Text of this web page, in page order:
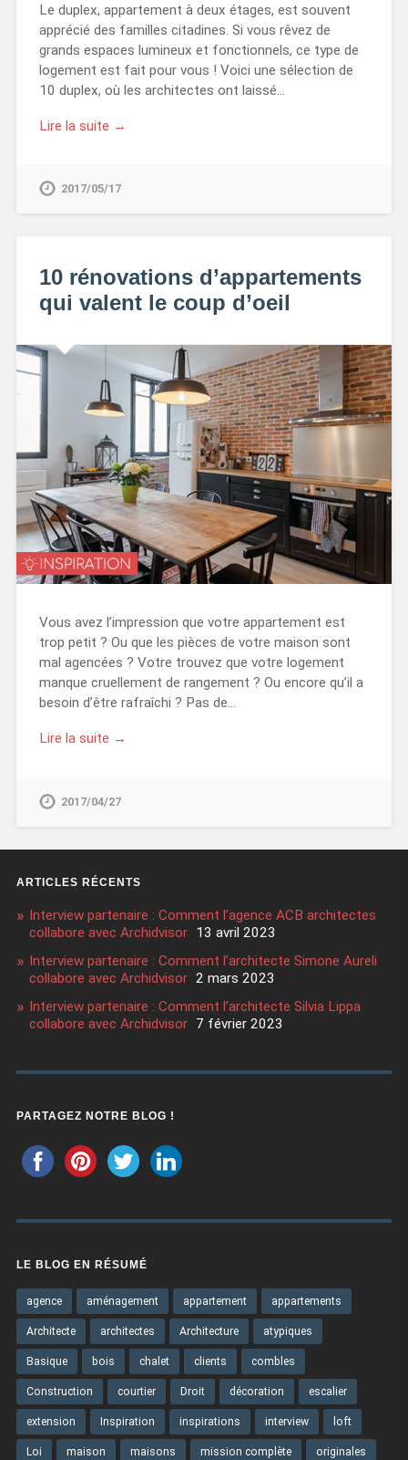
Le duplex, appartement à deux étages, est souvent
apprécié des familles citadines. Si vous rêvez de
grands espaces lumineux et fonctionnels, ce type de
logement est fait pour vous ! Voici une sélection de
10 duplex, où les architectes ont laissé…
Lire la suite →
2017/05/17
10 rénovations d’appartements
qui valent le coup d’oeil
Vous avez l’impression que votre appartement est
trop petit ? Ou que les pièces de votre maison sont
mal agencées ? Votre trouvez que votre logement
manque cruellement de rangement ? Ou encore qu’il a
besoin d’être rafraîchi ? Pas de…
Lire la suite →
2017/04/27
ARTICLES RÉCENTS
Interview partenaire : Comment l’agence ACB architectes
collabore avec Archidvisor 13 avril 2023
Interview partenaire : Comment l’architecte Simone Aureli
collabore avec Archidvisor 2 mars 2023
Interview partenaire : Comment l’architecte Silvia Lippa
collabore avec Archidvisor 7 février 2023
PARTAGEZ NOTRE BLOG !
LE BLOG EN RÉSUMÉ
agence aménagement appartement appartements
Architecte architectes Architecture atypiques
Basique bois chalet clients combles
Construction courtier Droit décoration escalier
extension Inspiration inspirations interview loft
Loi maison maisons mission complète originales